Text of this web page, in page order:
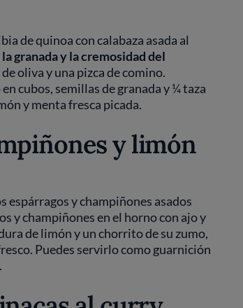
de quinoa con calabaza asada al
granada y la cremosidad del
oliva y una pizca de comino.
cubos, semillas de granada y ¼ taza
y menta fresca picada.
y limón
espárragos y champiñones asados
y champiñones en el horno con ajo y
de limón y un chorrito de su zumo,
Puedes servirlo como guarnición